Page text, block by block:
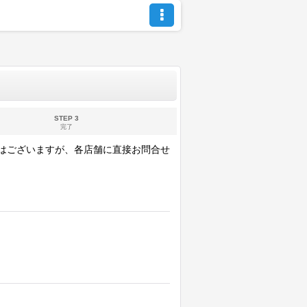
STEP 3
完了
ございますが、各店舗に直接お問合せ